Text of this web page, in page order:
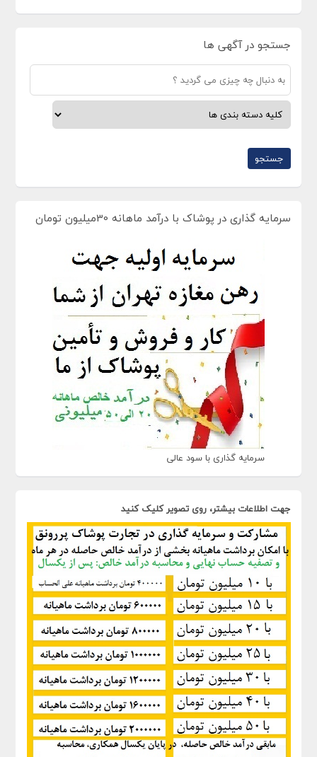
جستجو در آگهی ها
سرمایه گذاری در پوشاک با درآمد ماهانه 30میلیون تومان
سرمایه گذاری با سود عالی
جهت اطلاعات بیشتر، روی تصویر کلیک کنید